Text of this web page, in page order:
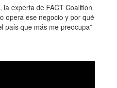
la experta de FACT Coalition
opera ese negocio y por qué
país que más me preocupa”